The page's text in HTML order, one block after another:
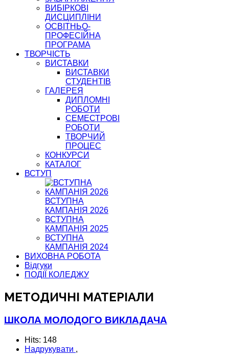
ВИБІРКОВІ
ДИСЦИПЛІНИ
ОСВІТНЬО-
ПРОФЕСІЙНА
ПРОГРАМА
ТВОРЧІСТЬ
ВИСТАВКИ
ВИСТАВКИ
СТУДЕНТІВ
ГАЛЕРЕЯ
ДИПЛОМНІ
РОБОТИ
СЕМЕСТРОВІ
РОБОТИ
ТВОРЧИЙ
ПРОЦЕС
КОНКУРСИ
КАТАЛОГ
ВСТУП
ВСТУПНА
КАМПАНІЯ 2026
ВСТУПНА
КАМПАНІЯ 2025
ВСТУПНА
КАМПАНІЯ 2024
ВИХОВНА РОБОТА
Відгуки
ПОДІЇ КОЛЕДЖУ
МЕТОДИЧНІ МАТЕРІАЛИ
ШКОЛА МОЛОДОГО ВИКЛАДАЧА
Hits: 148
Надрукувати ,